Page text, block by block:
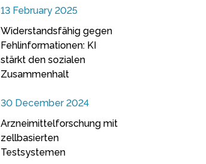
13 February 2025
Widerstandsfähig gegen
Fehlinformationen: KI
stärkt den sozialen
Zusammenhalt
30 December 2024
Arzneimittelforschung mit
zellbasierten
Testsystemen